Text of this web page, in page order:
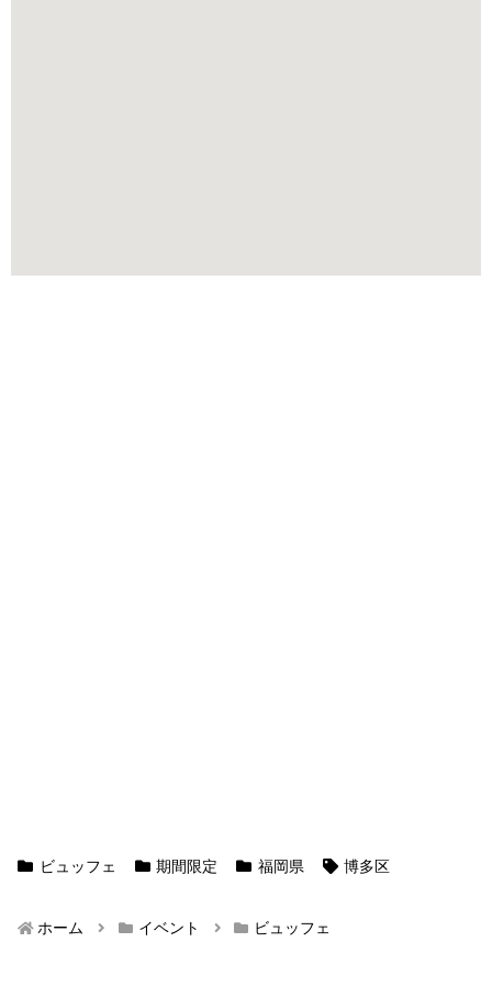
ビュッフェ 期間限定 福岡県 博多区
ホーム イベント ビュッフェ